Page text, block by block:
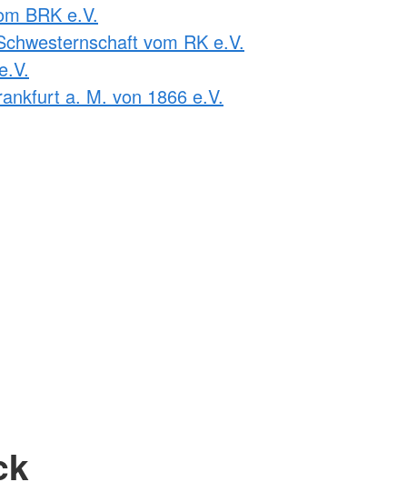
BRK e.V.
vom RK e.V.
a. M. von 1866 e.V.